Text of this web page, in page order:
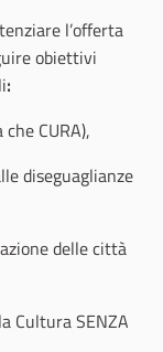
l’offerta
obiettivi
:
CURA),
diseguaglianze
delle città
Cultura SENZA